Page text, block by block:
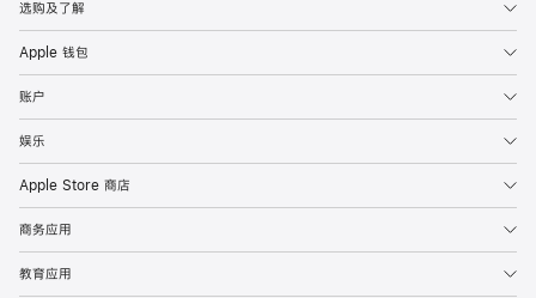
选购及了解
Apple 钱包
账户
娱乐
Apple Store 商店
商务应用
教育应用